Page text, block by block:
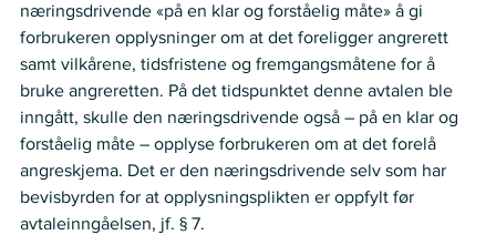
næringsdrivende «på en klar og forståelig måte» å gi
forbrukeren opplysninger om at det foreligger angrerett
samt vilkårene, tidsfristene og fremgangsmåtene for å
bruke angreretten. På det tidspunktet denne avtalen ble
inngått, skulle den næringsdrivende også – på en klar og
forståelig måte – opplyse forbrukeren om at det forelå
angreskjema. Det er den næringsdrivende selv som har
bevisbyrden for at opplysningsplikten er oppfylt før
avtaleinngåelsen, jf. § 7.